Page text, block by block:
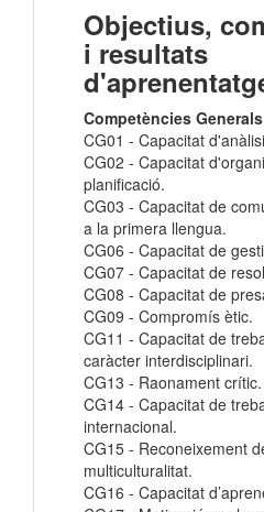
Objectius,
i resultats
Competències Generals
CG01 - Capacitat
CG02 - Capacitat
planificació.
CG03 - Capacitat de
a la primera llengua.
CG06 - Capacitat de
CG07 - Capacitat de
CG08 - Capacitat de
CG09 - Compromís ètic.
CG11 - Capacitat de
caràcter interdisciplinari.
CG13 - Raonament crític.
CG14 - Capacitat de
internacional.
CG15 - Reconeixement
multiculturalitat.
CG16 - Capacitat